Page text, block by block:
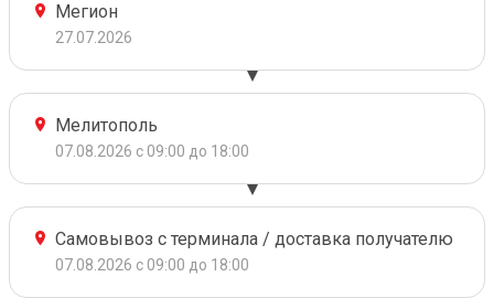
Мегион
27.07.2026
Мелитополь
07.08.2026 с 09:00 до 18:00
Самовывоз с терминала / доставка получателю
07.08.2026 с 09:00 до 18:00